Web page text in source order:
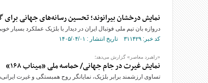
نمایش درخشان بیرانوند؛ تحسین رسانه‌های جهانی برای
دروازه بان تیم ملی فوتبال ایران در دیدار با بلژیک عملکرد
کد خبر: ۳۱۱۴۲۹ تاریخ انتشار : ۱۴۰۵/۰۴/۰۱
«راهبرد معاصر» گزارش می‌دهد؛
نمایش غیرت در جام جهانی/ حماسه ملی «میناب ۱۶۸»
تساوی ارزشمند برابر بلژیک، نمایانگر روح همبستگی و غیرت